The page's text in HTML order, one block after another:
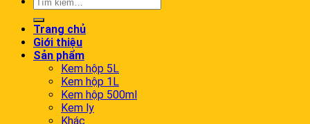
Trang chủ
Giới thiệu
Sản phẩm
Kem hộp 5L
Kem hộp 1L
Kem hộp 500ml
Kem ly
Khác